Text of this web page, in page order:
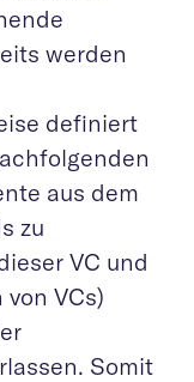
werden
definiert
aus dem
zu
VC und
VCs)
Somit